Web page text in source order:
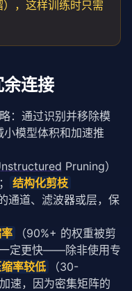
，这样训练时只需
连接
：通过识别并移除模
模型体积和加速推
Pruning）
结构化剪枝
通道、滤波器或层，保
（90%+ 的权重被剪
定更快——除非使用专
率较低
（30-
速，因为密集矩阵的